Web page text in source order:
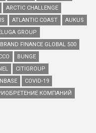
ARCTIC CHALLENGE
ATLANTIC COAST
AUKUS
GROUP
BRAND FINANCE GLOBAL 500
BUNGE
CITIGROUP
COVID-19
КОМПАНИЙ